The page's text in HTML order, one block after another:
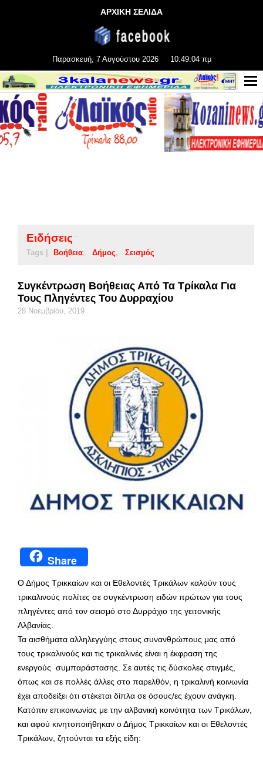
ΑΡΧΙΚΗ ΣΕΛΙΔΑ
Παρασκευή, 7 Αυγούστου 2026 10:49:04 πμ
Ειδήσεις
Tags | Βοήθεια Δήμος Σεισμός
Συγκέντρωση Βοήθειας Από Τα Τρίκαλα Για
Τους Πληγέντες Του Δυρραχίου
28 Νοεμβρίου, 2019
Share
Ο Δήμος Τρικκαίων και οι Εθελοντές Τρικάλων καλούν τους
τρικαλινούς πολίτες σε συγκέντρωση ειδών πρώτων για τους
πληγέντες από τον σεισμό στο Δυρράχιο της γειτονικής
Αλβανίας.
Τα αισθήματα αλληλεγγύης στους συνανθρώπους μας από
τους τρικαλινούς και τις τρικαλινές είναι η έκφραση της
ενεργούς συμπαράστασης. Σε αυτές τις δύσκολες στιγμές,
όπως και σε πολλές άλλες στο παρελθόν, η τρικαλινή κοινωνία
έχει αποδείξει ότι στέκεται δίπλα σε όσους/ες έχουν ανάγκη.
Κατόπιν επικοινωνίας με την αλβανική κοινότητα των Τρικάλων,
και αφού κινητοποιήθηκαν ο Δήμος Τρικκαίων και οι Εθελοντές
Τρικάλων, ζητούνται τα εξής είδη: